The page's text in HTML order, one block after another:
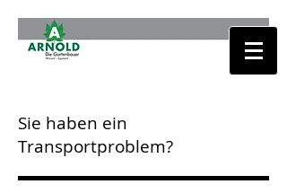
Sie haben ein
Transportproblem?